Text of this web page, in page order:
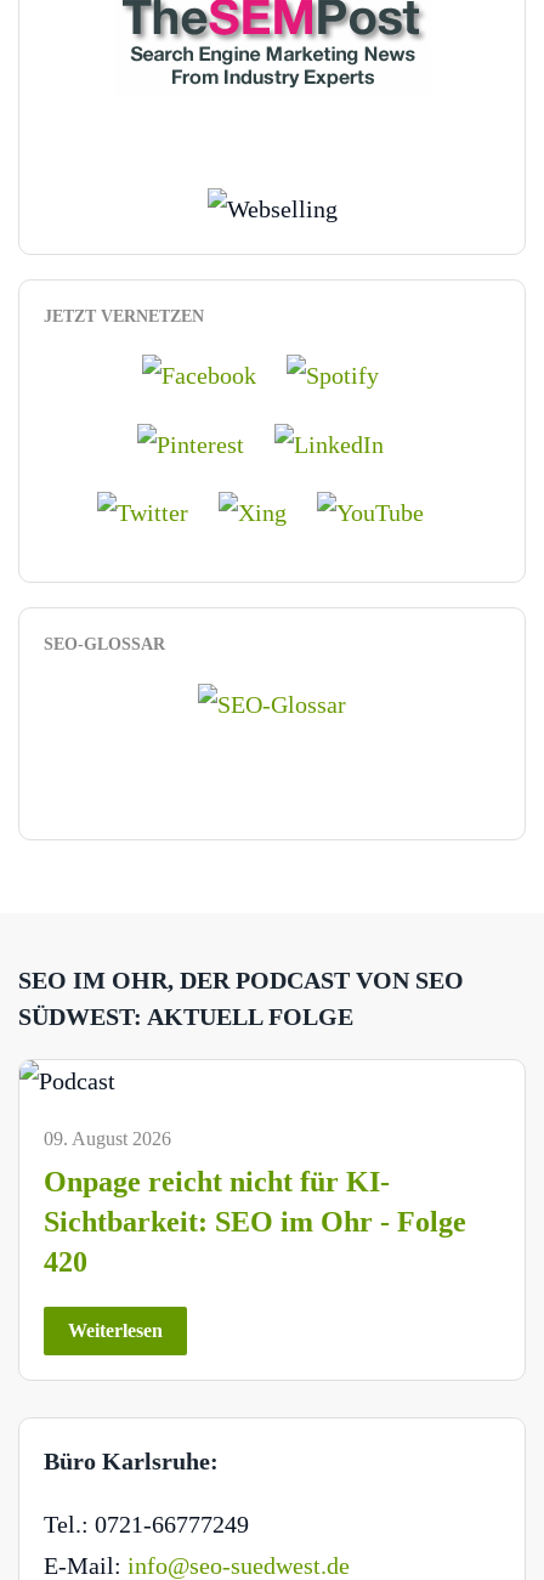
JETZT VERNETZEN
SEO-GLOSSAR
SEO IM OHR, DER PODCAST VON SEO
SÜDWEST: AKTUELL FOLGE
09. August 2026
Onpage reicht nicht für KI-
Sichtbarkeit: SEO im Ohr - Folge
420
Weiterlesen
Büro Karlsruhe:
Tel.: 0721-66777249
E-Mail: info@seo-suedwest.de